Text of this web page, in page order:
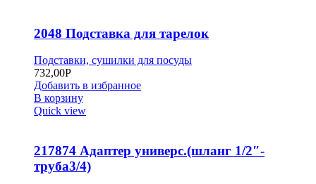
2048 Подставка для тарелок
Подставки, сушилки для посуды
732,00Р
Добавить в избранное
В корзину
Quick view
217874 Адаптер универс.(шланг 1/2″-
труба3/4)